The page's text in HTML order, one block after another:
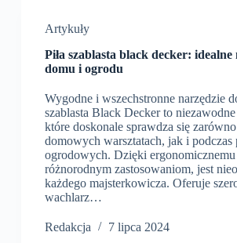
Artykuły
Piła szablasta black decker: idealne
domu i ogrodu
Wygodne i wszechstronne narzędzie
szablasta Black Decker to
które doskonale sprawdza się
domowych warsztatach, jak i podczas
ogrodowych. Dzięki
różnorodnym zastosowaniom, jest
każdego majsterkowicza. Oferuje
wachlarz…
Redakcja 7 lipca 2024